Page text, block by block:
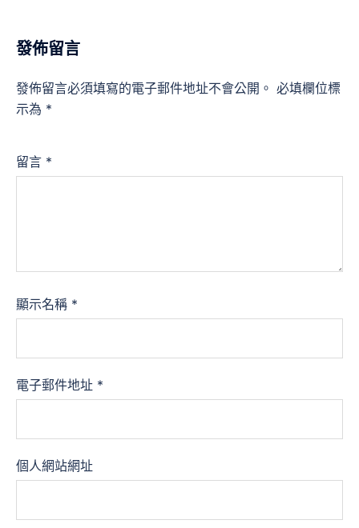
發佈留言
發佈留言必須填寫的電子郵件地址不會公開。 必填欄位標
示為 *
留言 *
顯示名稱 *
電子郵件地址 *
個人網站網址